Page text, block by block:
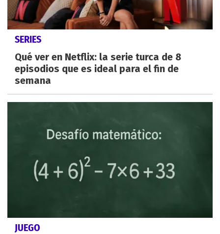
SERIES
Qué ver en Netflix: la serie turca de 8
episodios que es ideal para el fin de
semana
JUEGO